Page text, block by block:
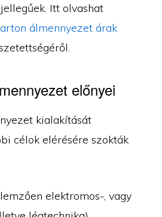
Itt olvashat
álmennyezet árak
előnyei
kialakítását
célok elérésére szokták
elektromos-, vagy